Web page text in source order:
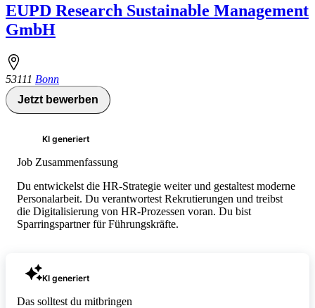
EUPD Research Sustainable Management
GmbH
53111 Bonn
Jetzt bewerben
KI generiert
Job Zusammenfassung
Du entwickelst die HR-Strategie weiter und gestaltest moderne
Personalarbeit. Du verantwortest Rekrutierungen und treibst
die Digitalisierung von HR-Prozessen voran. Du bist
Sparringspartner für Führungskräfte.
KI generiert
Das solltest du mitbringen